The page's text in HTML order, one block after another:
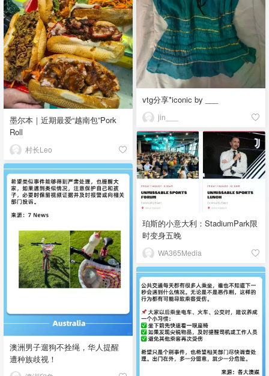
vtg分享*iconic by ___
jin___
墨尔本｜近期最爱“越南包”Pork
Roll
村长Leo
珀斯的小意大利：StadiumPark限
时变身五晚
WA365Media
澳洲男子遛狗不拴绳，华人提醒
遭种族歧视！